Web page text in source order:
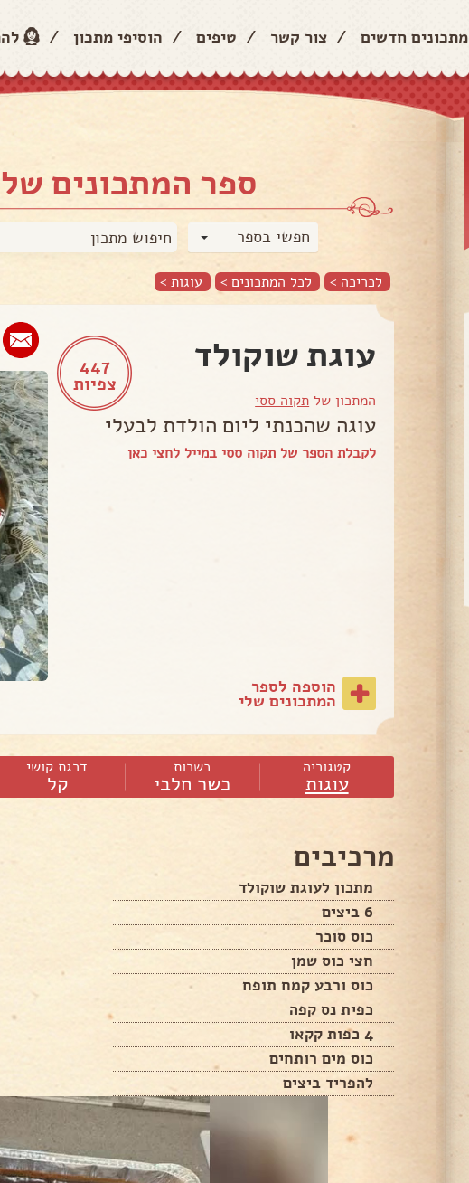
מתכונים חדשים / צור קשר / טיפים / הוסיפי מתכון /
ספר המתכונים
חפשי בספר
לכריכה > לכל המתכונים > עוגות >
447
צפיות
עוגת שוקולד
המתכון של תקוה ססי
עוגה שהכנתי ליום הולדת לבעלי
לקבלת הספר של תקוה ססי במייל לחצי כאן
הוספה לספר
המתכונים שלי
קטגוריה
עוגות
כשרות
כשר חלבי
דרגת קושי
קל
מרכיבים
מתכון לעוגת שוקולד
6 ביצים
כוס סוכר
חצי כוס שמן
כוס ורבע קמח תופח
כפית נס קפה
4 כפות קקאו
כוס מים רותחים
להפריד ביצים